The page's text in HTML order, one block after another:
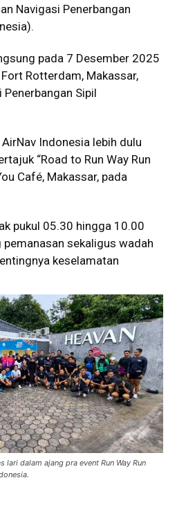
Navigasi Penerbangan
pada 7 Desember 2025
Rotterdam, Makassar,
Sipil
Indonesia lebih dulu
“Road to Run Way Run
Café, Makassar, pada
pukul 05.30 hingga 10.00
sekaligus wadah
keselamatan
dalam ajang pra event Run Way Run